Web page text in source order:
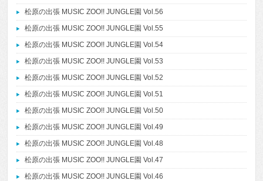
松原の出張 MUSIC ZOO!! JUNGLE園 Vol.56
松原の出張 MUSIC ZOO!! JUNGLE園 Vol.55
松原の出張 MUSIC ZOO!! JUNGLE園 Vol.54
松原の出張 MUSIC ZOO!! JUNGLE園 Vol.53
松原の出張 MUSIC ZOO!! JUNGLE園 Vol.52
松原の出張 MUSIC ZOO!! JUNGLE園 Vol.51
松原の出張 MUSIC ZOO!! JUNGLE園 Vol.50
松原の出張 MUSIC ZOO!! JUNGLE園 Vol.49
松原の出張 MUSIC ZOO!! JUNGLE園 Vol.48
松原の出張 MUSIC ZOO!! JUNGLE園 Vol.47
松原の出張 MUSIC ZOO!! JUNGLE園 Vol.46